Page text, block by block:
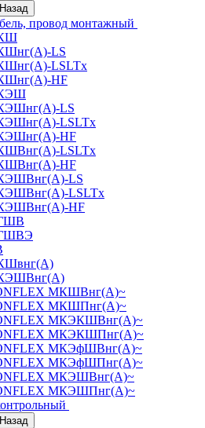
Назад
провод монтажный
LS
LSLTx
HF
LS
LSLTx
HF
LSLTx
HF
LS
LSLTx
HF
МКШВнг(А)~
МКШПнг(А)~
МКЭКШВнг(А)~
МКЭКШПнг(А)~
МКЭфШВнг(А)~
МКЭфШПнг(А)~
МКЭШВнг(А)~
МКЭШПнг(А)~
Назад